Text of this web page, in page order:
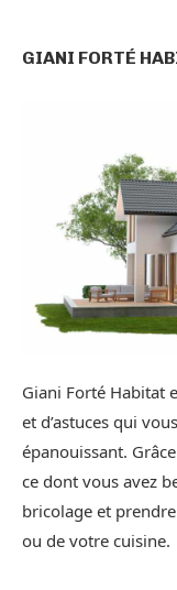
GIANI FORTÉ
Giani Forté Habitat
et d’astuces qui
épanouissant.
ce dont vous avez
bricolage et
ou de votre cuisine.